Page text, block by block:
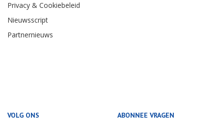
Privacy & Cookiebeleid
Nieuwsscript
Partnernieuws
VOLG ONS ABONNEE VRAGEN